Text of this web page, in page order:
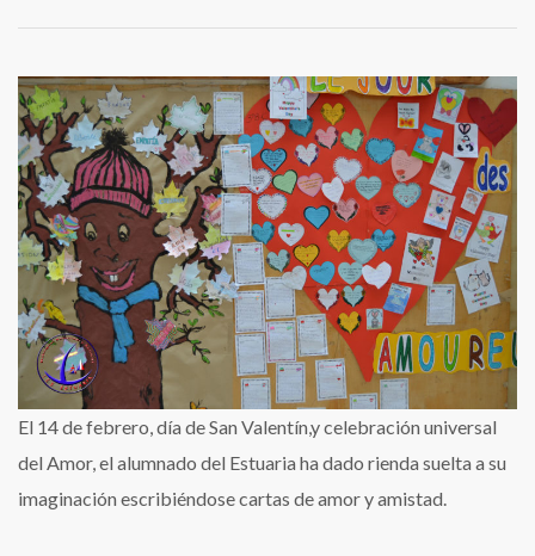
Celebración
Día
del
Amor
El 14 de febrero, día de San Valentín,y celebración universal
del Amor, el alumnado del Estuaria ha dado rienda suelta a su
imaginación escribiéndose cartas de amor y amistad.